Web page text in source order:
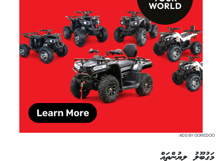
ADS BY OOREDOO
މަގުބޫލު ލިޔުންތައް